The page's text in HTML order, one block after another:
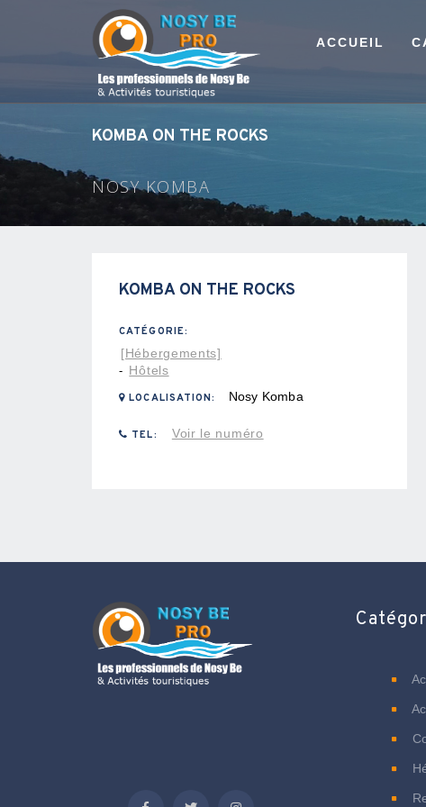
ACCUEIL
KOMBA ON THE ROCKS
NOSY KOMBA
KOMBA ON THE ROCKS
CATÉGORIE:
[Hébergements]
- Hôtels
LOCALISATION: Nosy Komba
TEL: Voir le numéro